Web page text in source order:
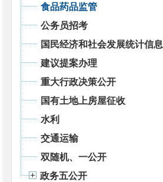
食品药品监管
公务员招考
国民经济和社会发展统计信息
建议提案办理
重大行政决策公开
国有土地上房屋征收
水利
交通运输
双随机、一公开
政务五公开